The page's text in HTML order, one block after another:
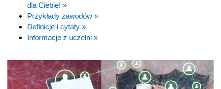
dla Ciebie! »
Przykłady zawodów »
Definicje i cytaty »
Informacje z uczelni »